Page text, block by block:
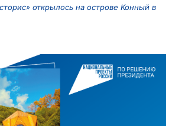
открылось на острове Конный в